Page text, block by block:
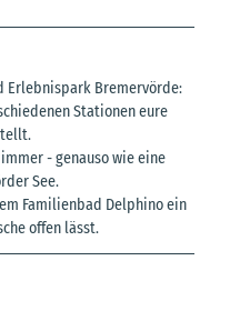
Erlebnispark Bremervörde:
Stationen eure
- genauso wie eine
See.
Familienbad Delphino ein
offen lässt.